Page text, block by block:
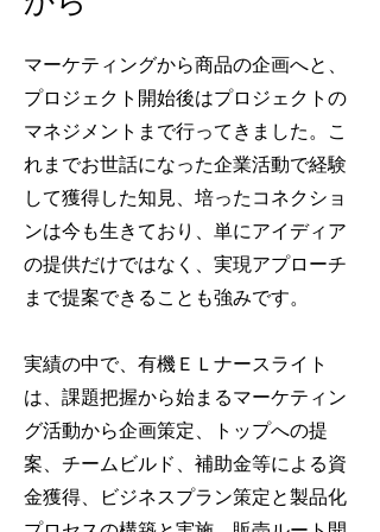
マーケティングから商品の企画へと、
プロジェクト開始後はプロジェクトの
マネジメントまで行ってきました。こ
れまでお世話になった企業活動で経験
して獲得した知見、培ったコネクショ
ンは今も生きており、単にアイディア
の提供だけではなく、実現アプローチ
まで提案できることも強みです。
実績の中で、有機ＥＬナースライト
は、課題把握から始まるマーケティン
グ活動から企画策定、トップへの提
案、チームビルド、補助金等による資
金獲得、ビジネスプラン策定と製品化